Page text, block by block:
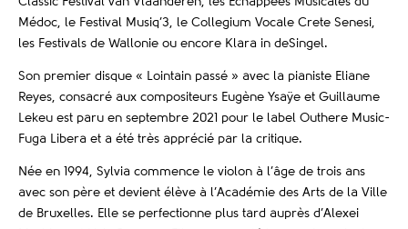
Médoc, le Festival Musiq’3, le Collegium Vocale Crete Senesi,
les Festivals de Wallonie ou encore Klara in deSingel.
Son premier disque « Lointain passé » avec la pianiste Eliane
Reyes, consacré aux compositeurs Eugène Ysaÿe et Guillaume
Lekeu est paru en septembre 2021 pour le label Outhere Music-
Fuga Libera et a été très apprécié par la critique.
Née en 1994, Sylvia commence le violon à l’âge de trois ans
avec son père et devient élève à l’Académie des Arts de la Ville
de Bruxelles. Elle se perfectionne plus tard auprès d’Alexei